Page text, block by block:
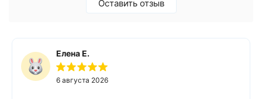
Оставить отзыв
Елена Е.
6 августа 2026